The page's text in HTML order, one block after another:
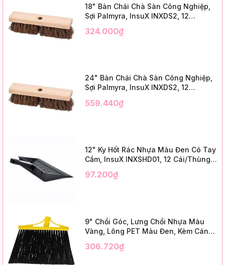
18" Bàn Chải Chà Sàn Công Nghiệp,
Sợi Palmyra, InsuX INXDS2, 12
Trim)
324.000₫
24" Bàn Chải Chà Sàn Công Nghiệp,
Sợi Palmyra, InsuX INXDS2, 12
3" Trim)
559.440₫
12" Ky Hốt Rác Nhựa Màu Đen Có Tay
Cầm, InsuX INXSHD01, 12 Cái/Thùng,
Black Plastic)
97.200₫
9" Chổi Góc, Lưng Chổi Nhựa Màu
Vàng, Lông PET Màu Đen, Kèm Cán
12 Bộ/Thùng (9" Angle Broom, Yellow
306.720₫